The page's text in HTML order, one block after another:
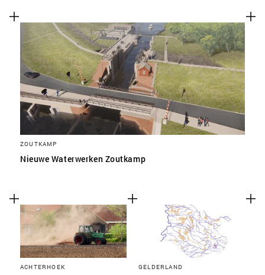
ZOUTKAMP
Nieuwe Waterwerken Zoutkamp
ACHTERHOEK GELDERLAND